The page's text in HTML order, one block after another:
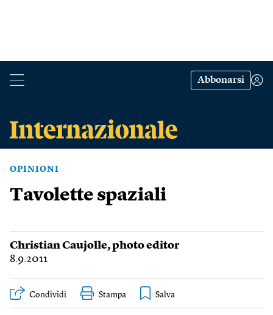
Abbonarsi
OPINIONI
Tavolette spaziali
Christian Caujolle, photo editor
8.9.2011
Condividi Stampa